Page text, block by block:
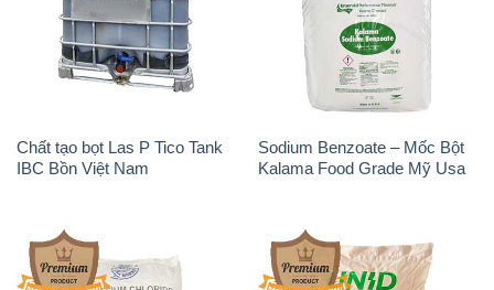
Chất tạo bọt Las P Tico Tank
IBC Bồn Việt Nam
Sodium Benzoate – Mốc Bột
Kalama Food Grade Mỹ Usa